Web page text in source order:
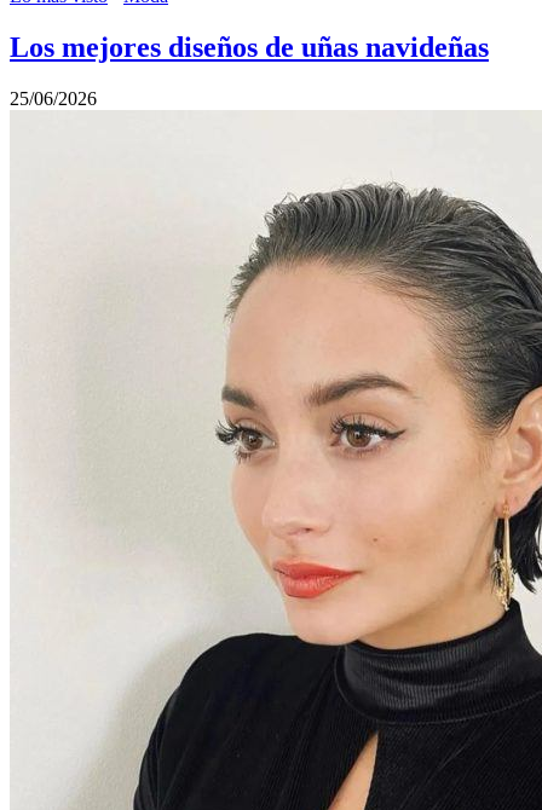
Los mejores diseños de uñas navideñas
25/06/2026